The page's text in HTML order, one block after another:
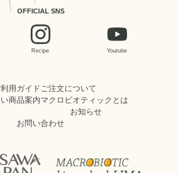
OFFICIAL SNS
Recipe Youtube
用ガイドご注文について
商品案内マクロビオティックとは
お知らせ
お問い合わせ